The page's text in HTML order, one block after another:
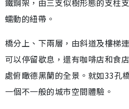
鐵鋼架，由三支似樹形態的支柱
蠕動的紐帶。
橋分上、下兩層，由斜道及樓梯
可以停留歇息，還有咖啡店和食
處俯瞰德黑蘭的全景。就如33孔
一個不一般的城市空間體驗。